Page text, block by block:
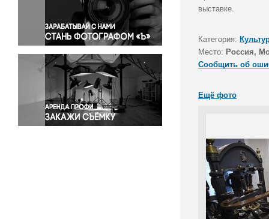
Правосудие
Происшествия и конфликты
Религия
Светская жизнь
Спорт
Экология
Экономика и бизнес
выставке.
Категория:
Место: Россия,
Сообщить об
Ещё фото